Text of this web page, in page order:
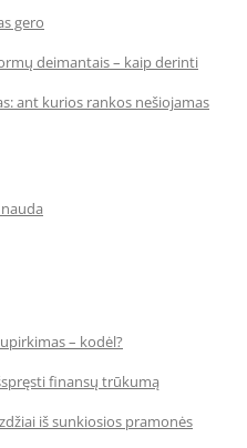
gero
deimantais – kaip derinti
ant kurios rankos nešiojamas
– kodėl?
finansų trūkumą
iš sunkiosios pramonės